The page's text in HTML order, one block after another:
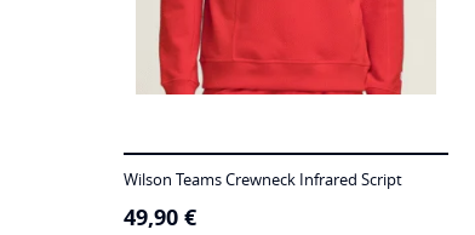
Wilson Teams Crewneck Infrared Script
49,90 €